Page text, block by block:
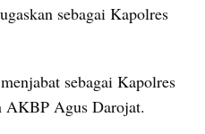
sebagai Kapolres
sebagai Kapolres
AKBP Agus Darojat.